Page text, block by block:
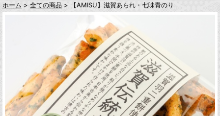
ホーム > 全ての商品 > 【AMISU】滋賀あられ・七味青のり